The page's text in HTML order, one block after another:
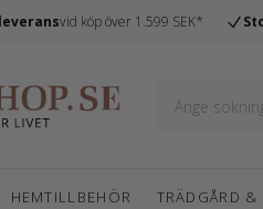
vid köp över 1.599 SEK*
HEMTILLBEHÖR TRÄDGÅRD &